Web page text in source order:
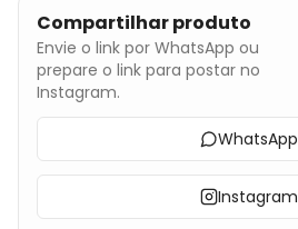
Compartilhar produto
Envie o link por WhatsApp ou
prepare o link para postar no
Instagram.
WhatsApp
Instagram